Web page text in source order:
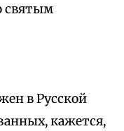
святым
в Русской
кажется,